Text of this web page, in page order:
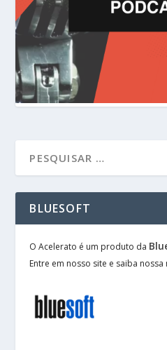
BLUESOFT
O Acelerato é um produto da
Entre em nosso site e saiba